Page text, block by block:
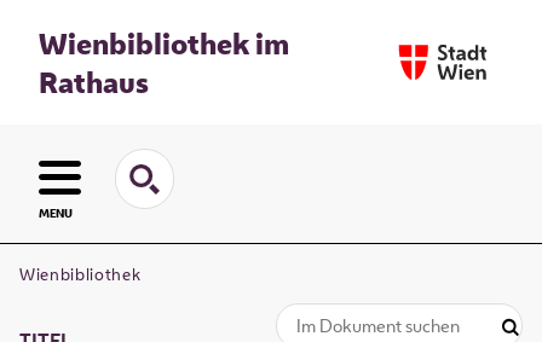
Wienbibliothek im
Rathaus
MENU
Wienbibliothek